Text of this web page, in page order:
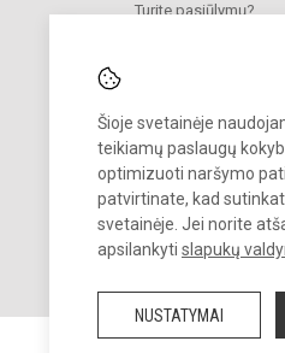
Šioje svetainėje
teikiamų paslaugų
optimizuoti naršymo
patvirtinate, kad
svetainėje. Jei norite
apsilankyti slapukų
NUSTATYMAI
Turite pasiūlymų?
© 2026. Vilniaus Antakalnio
Kopijuoti, cituoti ar kitaip